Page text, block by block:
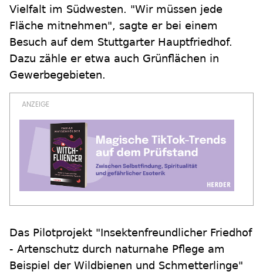
Vielfalt im Südwesten. "Wir müssen jede
Fläche mitnehmen", sagte er bei einem
Besuch auf dem Stuttgarter Hauptfriedhof.
Dazu zähle er etwa auch Grünflächen in
Gewerbegebieten.
Das Pilotprojekt "Insektenfreundlicher Friedhof
- Artenschutz durch naturnahe Pflege am
Beispiel der Wildbienen und Schmetterlinge"